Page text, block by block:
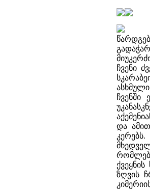
ჩვენი
და
ზღვის